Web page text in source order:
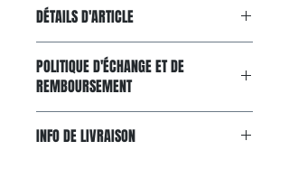
DÉTAILS D'ARTICLE
clients avec notre savon de qualité
:
Savon doux et parfumé de 20g,
en forme ronde
Idéal pour hôtels, gîtes et
POLITIQUE D'ÉCHANGE ET DE
REMBOURSEMENT
Si le produit ne répond pas à
INFO DE LIVRAISON